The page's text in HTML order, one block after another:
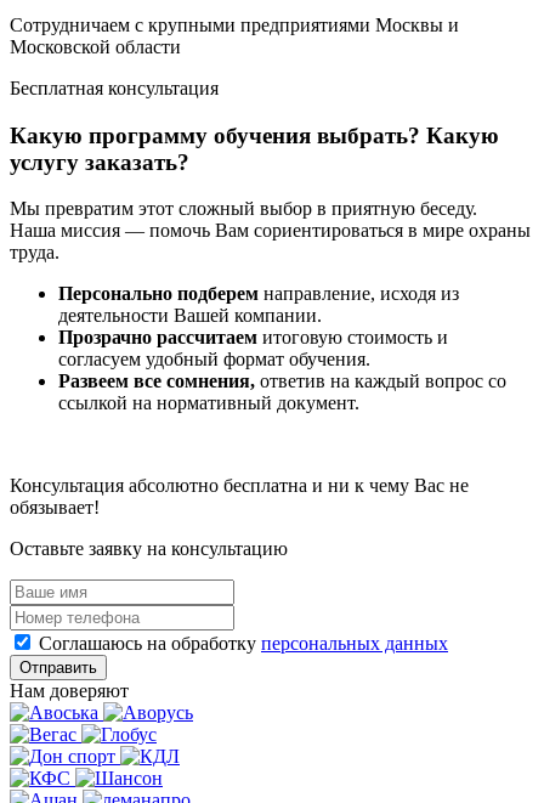
Сотрудничаем с крупными предприятиями Москвы и
Московской области
Бесплатная консультация
Какую программу обучения выбрать? Какую
услугу заказать?
Мы превратим этот сложный выбор в приятную беседу.
Наша миссия — помочь Вам сориентироваться в мире охраны
труда.
Персонально подберем направление, исходя из
деятельности Вашей компании.
Прозрачно рассчитаем итоговую стоимость и
согласуем удобный формат обучения.
Развеем все сомнения, ответив на каждый вопрос со
ссылкой на нормативный документ.
Консультация абсолютно бесплатна и ни к чему Вас не
обязывает!
Оставьте заявку на консультацию
Соглашаюсь на обработку персональных данных
Отправить
Нам доверяют